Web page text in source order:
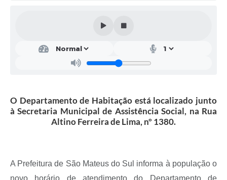
Cadastro para Castração
Imprensa
O Departamento de Habitação está localizado junto
à Secretaria Municipal de Assistência Social, na Rua
Altino Ferreira de Lima, nº 1380.
A Prefeitura de São Mateus do Sul informa à população o